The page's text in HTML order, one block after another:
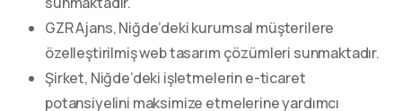
GZR Ajans, Niğde’deki kurumsal müşterilere
özelleştirilmiş web tasarım çözümleri sunmaktadır.
Şirket, Niğde’deki işletmelerin e-ticaret
potansiyelini maksimize etmelerine yardımcı